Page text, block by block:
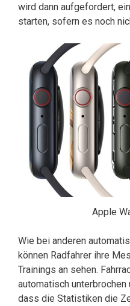
wird dann aufgefordert,
starten, sofern es noch
Apple
Wie bei anderen
können Radfahrer ihre
Trainings an sehen.
automatisch
dass die Statistiken die